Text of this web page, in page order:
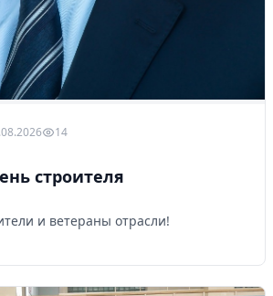
14
строителя
и ветераны отрасли!